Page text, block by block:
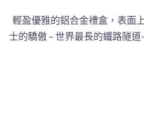
輕盈優雅的鋁合金禮盒，表面
士的驕傲 – 世界最長的鐵路隧